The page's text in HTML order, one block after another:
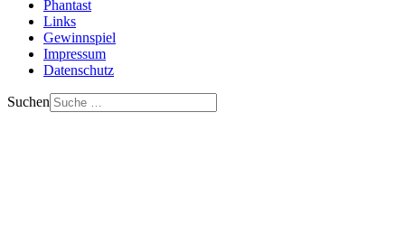
Phantast
Links
Gewinnspiel
Impressum
Datenschutz
Suchen